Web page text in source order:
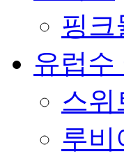
핑크
유럽수
스위
루비